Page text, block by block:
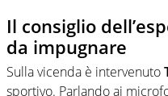
Il consiglio
da impugnare
Sulla vicenda è intervenuto
sportivo. Parlando ai